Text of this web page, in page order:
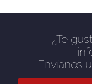
¿Te
Envíanos